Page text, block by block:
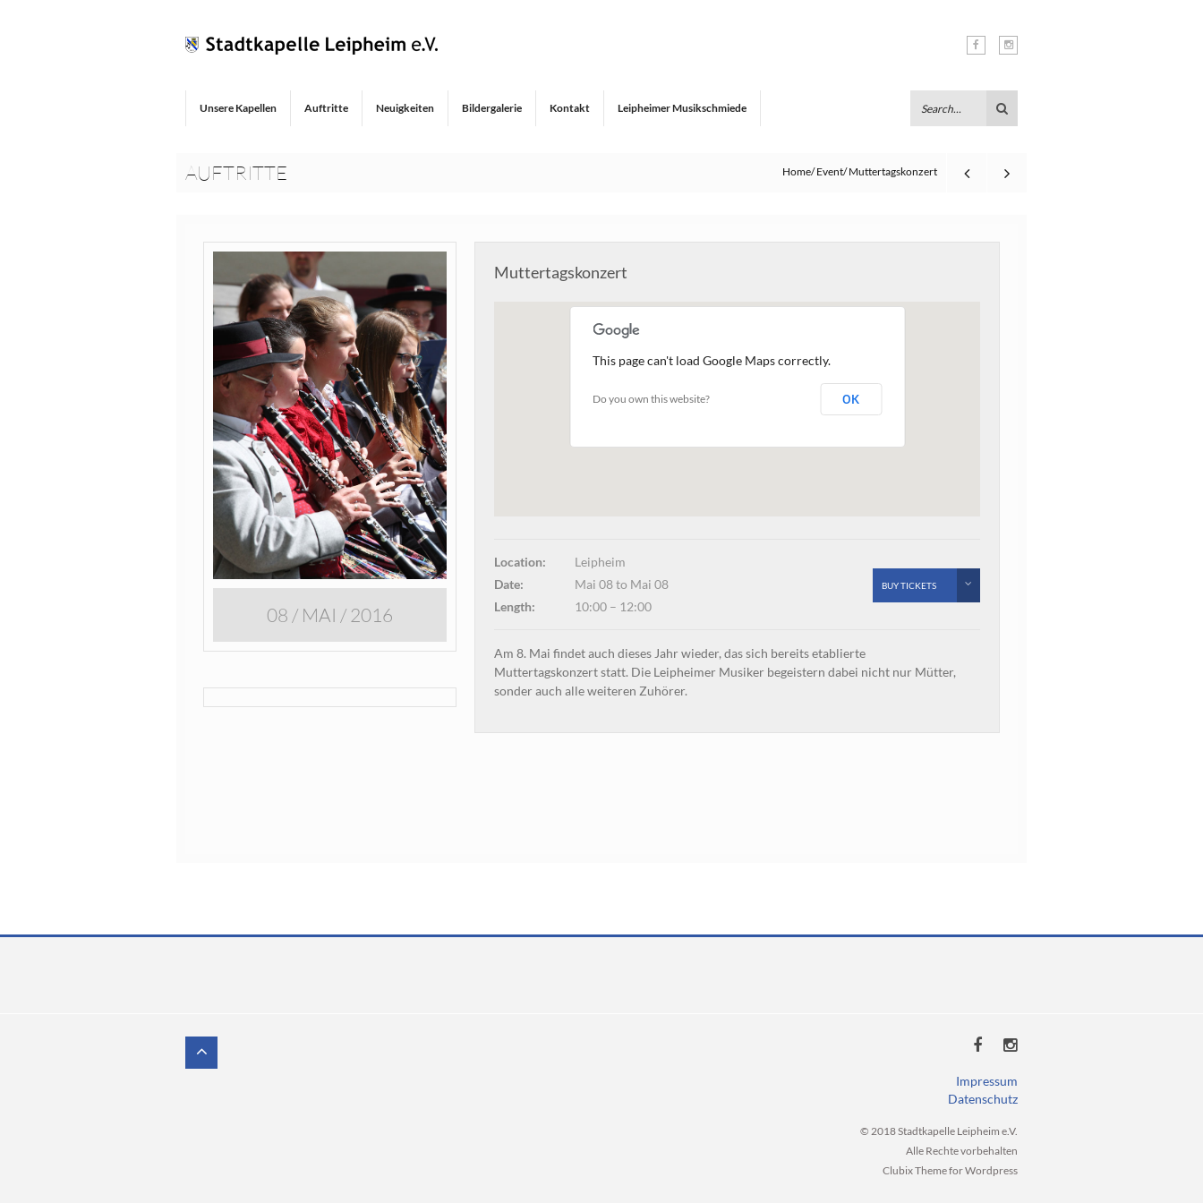
Unsere Kapellen Auftritte Neuigkeiten Bildergalerie Kontakt Leipheimer Musikschmiede
AUFTRITTE Home Event Muttertagskonzert
08 / MAI / 2016
Muttertagskonzert
This page can't load Google Maps correctly.
Do you own this website? OK
BUY TICKETS
Location:
Leipheim
Date:
Mai 08 to Mai 08
Length:
10:00 – 12:00
Am 8. Mai findet auch dieses Jahr wieder, das sich bereits etablierte
Muttertagskonzert statt. Die Leipheimer Musiker begeistern dabei nicht nur Mütter,
sonder auch alle weiteren Zuhörer.
Impressum
Datenschutz
© 2018 Stadtkapelle Leipheim e.V.
Alle Rechte vorbehalten
Clubix Theme for Wordpress